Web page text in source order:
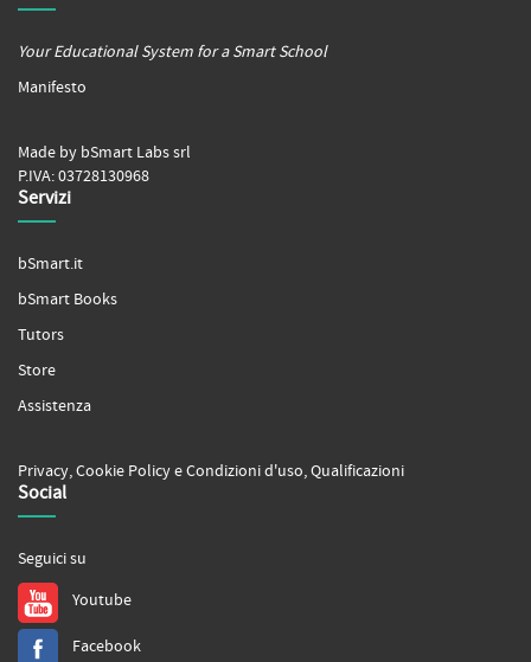
Your Educational System for a Smart School
Manifesto
Made by bSmart Labs srl
P.IVA: 03728130968
Servizi
bSmart.it
bSmart Books
Tutors
Store
Assistenza
Privacy,Cookie PolicyeCondizioni d'uso,Qualificazioni
Social
Seguici su
Youtube
Facebook